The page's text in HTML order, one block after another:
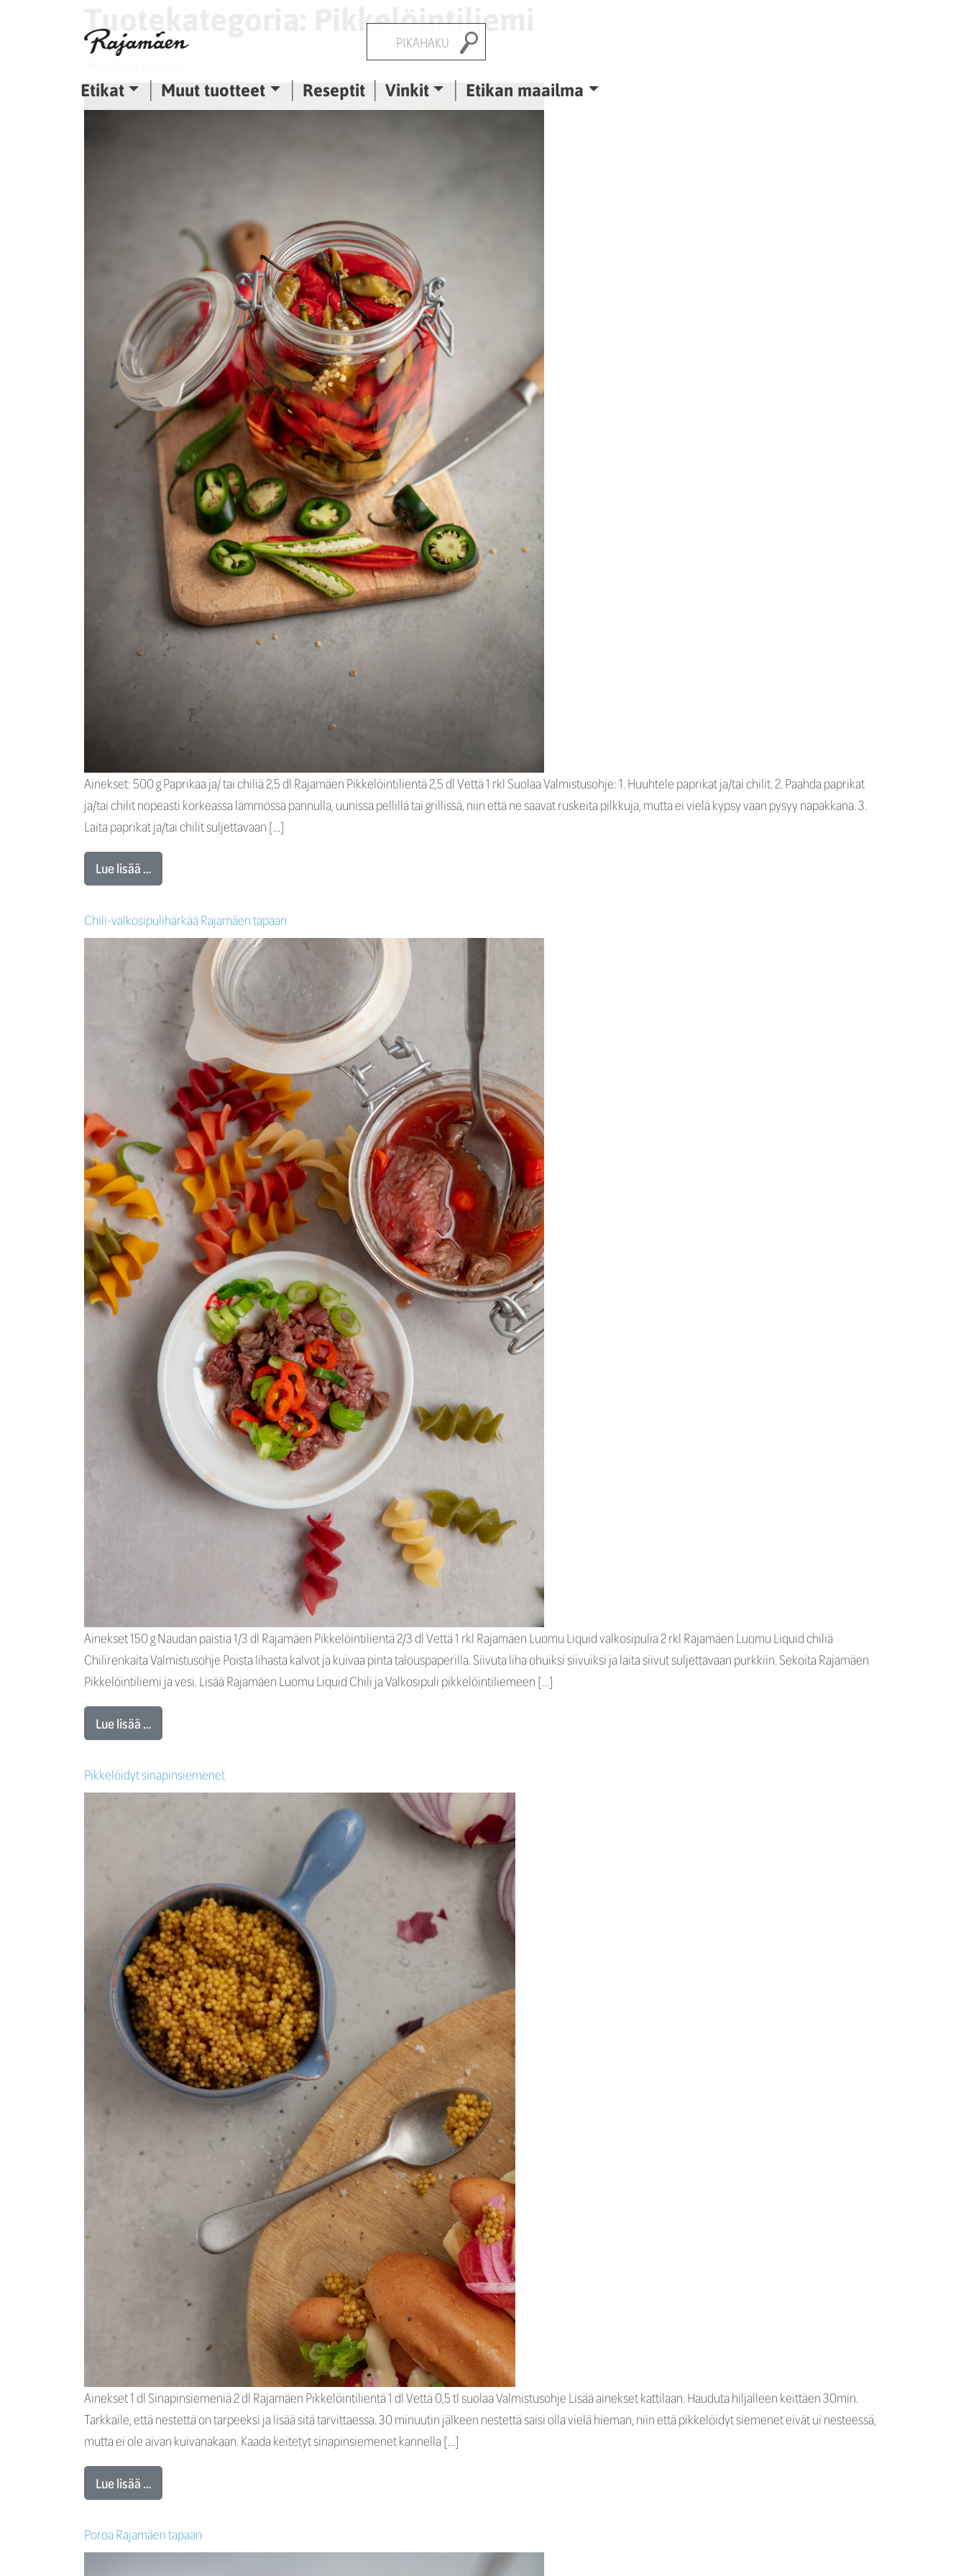
Etikat Muut tuotteet Reseptit Vinkit Etikan maailma
Tuotekategoria: Pikkelöintiliemi
Ainekset: 500 g Paprikaa ja/ tai chiliä 2,5 dl Rajamäen Pikkelöintilientä 2,5 dl Vettä 1 rkl Suolaa Valmistusohje: 1. Huuhtele paprikat ja/tai chilit. 2. Paahda paprikat
ja/tai chilit nopeasti korkeassa lämmössä pannulla, uunissa pellillä tai grillissä, niin että ne saavat ruskeita pilkkuja, mutta ei vielä kypsy vaan pysyy napakkana. 3.
Laita paprikat ja/tai chilit suljettavaan […]
Lue lisää …
Chili-valkosipulihärkää Rajamäen tapaan
Ainekset 150 g Naudan paistia 1/3 dl Rajamäen Pikkelöintilientä 2/3 dl Vettä 1 rkl Rajamäen Luomu Liquid valkosipulia 2 rkl Rajamäen Luomu Liquid chiliä
Chilirenkaita Valmistusohje Poista lihasta kalvot ja kuivaa pinta talouspaperilla. Siivuta liha ohuiksi siivuiksi ja laita siivut suljettavaan purkkiin. Sekoita Rajamäen
Pikkelöintiliemi ja vesi. Lisää Rajamäen Luomu Liquid Chili ja Valkosipuli pikkelöintiliemeen […]
Lue lisää …
Pikkelöidyt sinapinsiemenet
Ainekset 1 dl Sinapinsiemeniä 2 dl Rajamäen Pikkelöintilientä 1 dl Vettä 0,5 tl suolaa Valmistusohje Lisää ainekset kattilaan. Hauduta hiljalleen keittäen 30min.
Tarkkaile, että nestettä on tarpeeksi ja lisää sitä tarvittaessa. 30 minuutin jälkeen nestettä saisi olla vielä hieman, niin että pikkelöidyt siemenet eivät ui nesteessä,
mutta ei ole aivan kuivanakaan. Kaada keitetyt sinapinsiemenet kannella […]
Lue lisää …
Poroa Rajamäen tapaan